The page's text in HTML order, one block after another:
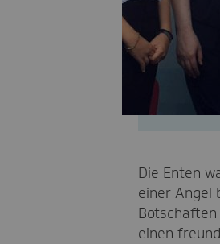
Die Enten
einer Angel
Botschaften
einen